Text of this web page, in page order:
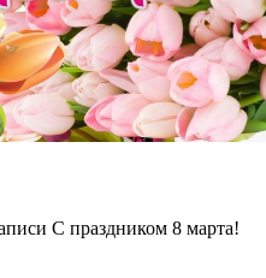
С праздником 8 марта!